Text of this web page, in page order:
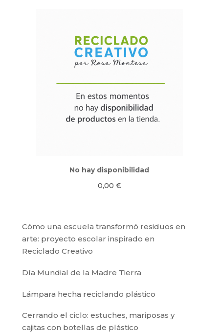
No hay disponibilidad
0,00 €
Cómo una escuela transformó residuos en
arte: proyecto escolar inspirado en
Reciclado Creativo
Día Mundial de la Madre Tierra
Lámpara hecha reciclando plástico
Cerrando el ciclo: estuches, mariposas y
cajitas con botellas de plástico